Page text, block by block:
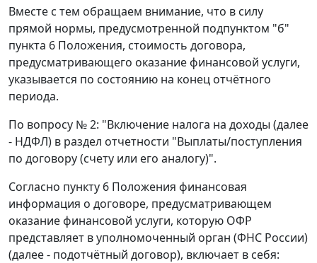
Вместе с тем обращаем внимание, что в силу
прямой нормы, предусмотренной подпунктом "б"
пункта 6 Положения, стоимость договора,
предусматривающего оказание финансовой услуги,
указывается по состоянию на конец отчётного
периода.
По вопросу № 2: "Включение налога на доходы (далее
- НДФЛ) в раздел отчетности "Выплаты/поступления
по договору (счету или его аналогу)".
Согласно пункту 6 Положения финансовая
информация о договоре, предусматривающем
оказание финансовой услуги, которую ОФР
представляет в уполномоченный орган (ФНС России)
(далее - подотчётный договор), включает в себя: